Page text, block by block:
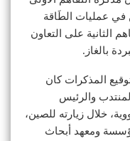
في عمليات الطَاقة
الثانية على التعاون
بالغاز.
المذكرات كان
والرئيس
خلال زيارته للصين،
ومعهد أبحاث